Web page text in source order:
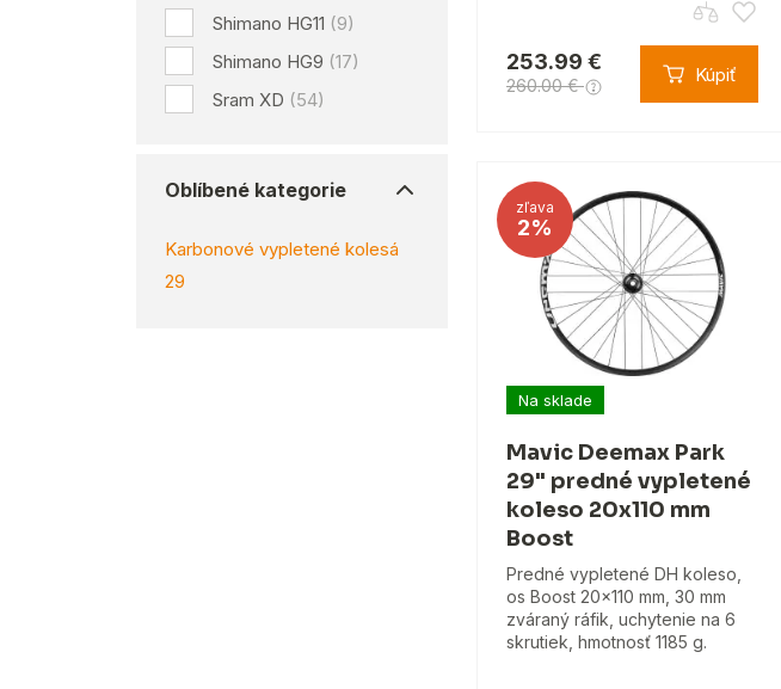
Shimano HG11 (9)
Shimano HG9 (17)
Sram XD (54)
Oblíbené kategorie
Karbonové vypletené kolesá
29
253.99 €
260.00 € Kúpiť
zľava
2%
Na sklade
Mavic Deemax Park
29" predné vypletené
koleso 20x110 mm
Boost
Predné vypletené DH koleso,
os Boost 20x110 mm, 30 mm
zváraný ráfik, uchytenie na 6
skrutiek, hmotnosť 1185 g.